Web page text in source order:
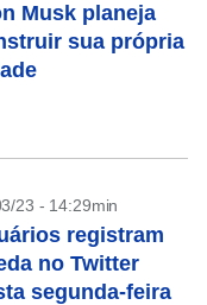
Musk planeja
sua própria
23 - 14:29min
registram
no Twitter
segunda-feira